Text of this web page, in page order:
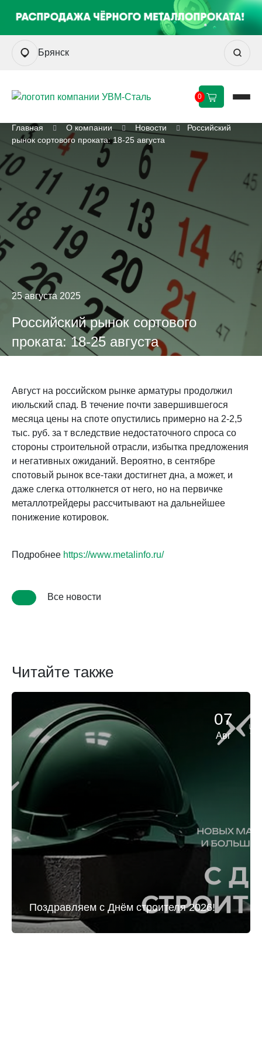
Брянск
0
Главная О компании Новости
Российский
рынок сортового проката: 18-25 августа
25 августа 2025
Российский рынок сортового
проката: 18-25 августа
Август на российском рынке арматуры продолжил
июльский спад. В течение почти завершившегося
месяца цены на споте опустились примерно на 2-2,5
тыс. руб. за т вследствие недостаточного спроса со
стороны строительной отрасли, избытка предложения
и негативных ожиданий. Вероятно, в сентябре
спотовый рынок все-таки достигнет дна, а может, и
даже слегка оттолкнется от него, но на первичке
металлотрейдеры рассчитывают на дальнейшее
понижение котировок.
Подробнее https://www.metalinfo.ru/
Все новости
Читайте также
07
Авг
Поздравляем с Днём строителя 2026!